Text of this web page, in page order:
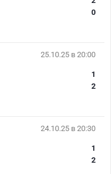
0
25.10.25 в 20:00
1
2
24.10.25 в 20:30
1
2